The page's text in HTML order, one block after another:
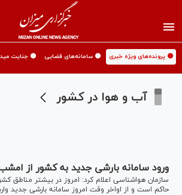
🟡 پرونده‌های ویژه خبری 🟡 سامانه‌های قضایی 🟡 جنایت
آب و هوا در کشور
ورود سامانه بارشی جدید به کشور از
سازمان هواشناسی اعلام کرد: امروز در بیشتر مناطق
حاکم است و از اواخر وقت امروز سامانه بارشی جدید